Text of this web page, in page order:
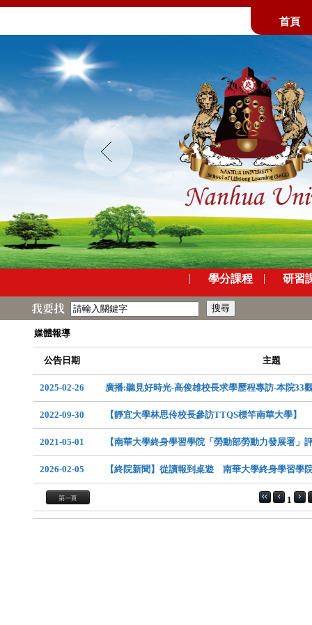
首頁
| 學分課程 | 研習
我要找
媒體報導
公告日期 主題
2025-02-26 廣播:聽見好時光-高俊雄校長求學歷程專訪-本院33
2022-09-30 【靜宜大學林思伶校長參訪TTQS標竿南華大學】
2021-05-01 【南華大學終身學習學院「勞動部勞動力發展署」
2026-02-05 【終院新聞】從讀報到桌遊 南華大學終身學習學
1